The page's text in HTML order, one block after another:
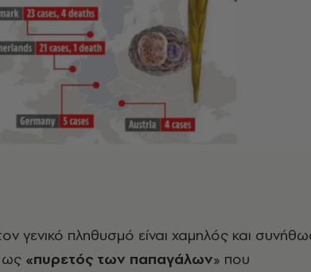
γενικό πληθυσμό είναι χαμηλός και
ως «πυρετός των παπαγάλων» που